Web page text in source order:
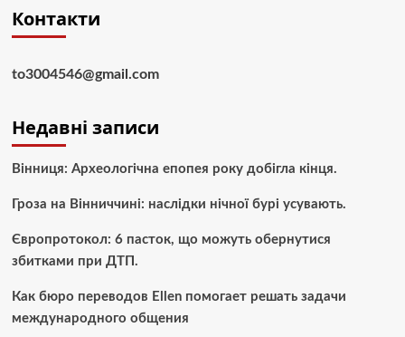
Контакти
to3004546@gmail.com
Недавні записи
Вінниця: Археологічна епопея року добігла кінця.
Гроза на Вінниччині: наслідки нічної бурі усувають.
Європротокол: 6 пасток, що можуть обернутися
збитками при ДТП.
Как бюро переводов Ellen помогает решать задачи
международного общения